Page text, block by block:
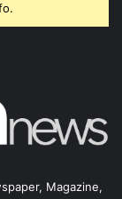
Magazine,